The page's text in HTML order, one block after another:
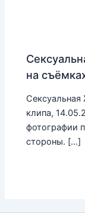
на
клипа,
фотографии
стороны. […]